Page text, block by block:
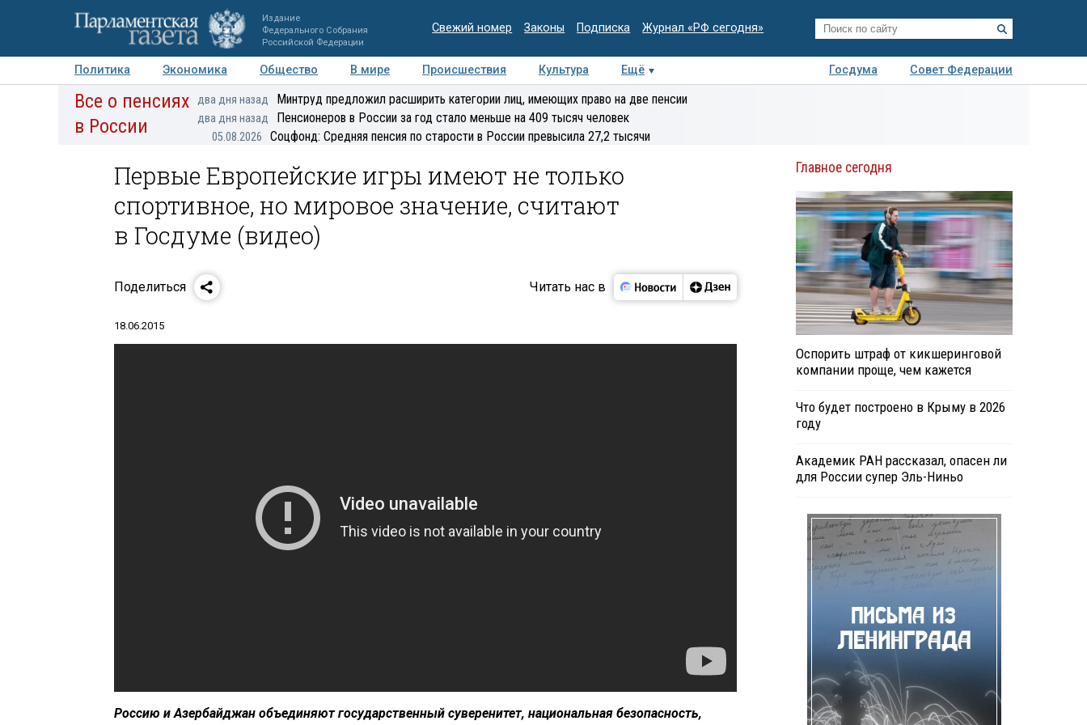
Издание
Федерального Собрания
Российской Федерации
Свежий номер Законы Подписка Журнал «РФ сегодня»
Политика Экономика Общество В мире Происшествия Культура Ещё Госдума
Совет Федерации
Авторы Персоны Мнения Регионы Медиацентр Интервью Колумнисты
Деловая
Все о пенсиях
в России
два дня назад Минтруд предложил расширить категории лиц, имеющих право на две пенсии
два дня назад Пенсионеров в России за год стало меньше на 409 тысяч человек
05.08.2026 Соцфонд: Средняя пенсия по старости в России превысила 27,2 тысячи
Первые Европейские игры имеют не только
спортивное, но мировое значение, считают
в Госдуме (видео)
Поделиться Читать нас в
18.06.2015
Россию и Азербайджан объединяют государственный суверенитет, национальная безопасность,
Главное сегодня
Оспорить штраф от кикшеринговой
компании проще, чем кажется
Что будет построено в Крыму в 2026
году
Академик РАН рассказал, опасен ли
для России супер Эль-Ниньо